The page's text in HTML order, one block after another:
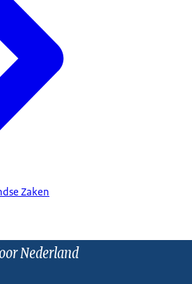
Zaken
Nederland